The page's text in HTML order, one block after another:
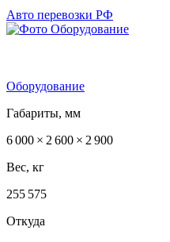
Авто перевозки РФ
Оборудование
Габариты, мм
6 000 × 2 600 × 2 900
Вес, кг
255 575
Откуда